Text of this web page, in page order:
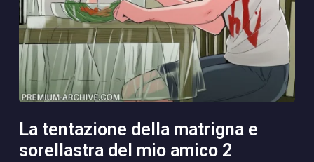
la tentazione della matrigna e
sorellastra del mio amico 2